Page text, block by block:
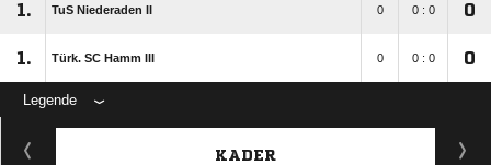
1. TuS Niederaden II 0 0 : 0 0
1. Türk. SC Hamm III 0 0 : 0 0
Legende
KADER